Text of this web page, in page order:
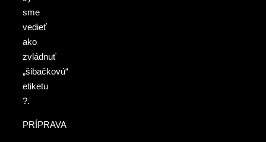
sme
vedieť
ako
zvládnuť
„šibačkovú“
etiketu
?.
PRÍPRAVA